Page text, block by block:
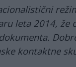
leta 2014, že
kontaktne